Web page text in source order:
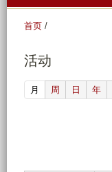
首页 /
活动
月 (active tab)
周 日 年